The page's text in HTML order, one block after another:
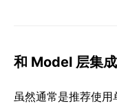
和 Model 层集成
虽然通常是推荐使